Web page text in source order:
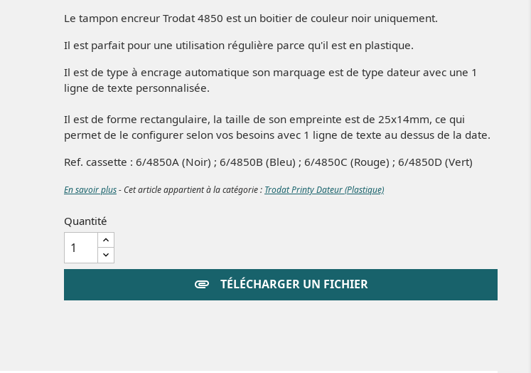
Le tampon encreur Trodat 4850 est un boitier de couleur noir uniquement.
Il est parfait pour une utilisation régulière parce qu'il est en plastique.
Il est de type à encrage automatique son marquage est de type dateur avec une 1
ligne de texte personnalisée.
Il est de forme rectangulaire, la taille de son empreinte est de 25x14mm, ce qui
permet de le configurer selon vos besoins avec 1 ligne de texte au dessus de la date.
Ref. cassette : 6/4850A (Noir) ; 6/4850B (Bleu) ; 6/4850C (Rouge) ; 6/4850D (Vert)
En savoir plus- Cet article appartient à la catégorie : Trodat Printy Dateur (Plastique)
Quantité
attachment TÉLÉCHARGER UN FICHIER